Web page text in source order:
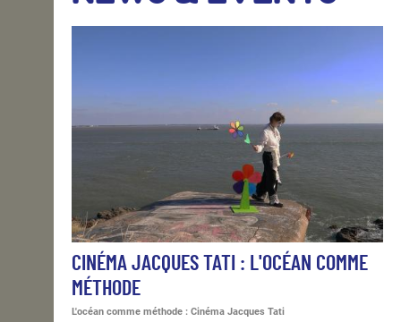
CONTACTS
CINÉMA JACQUES TATI : L'OCÉAN COMME
MÉTHODE
L'océan comme méthode : Cinéma Jacques Tati